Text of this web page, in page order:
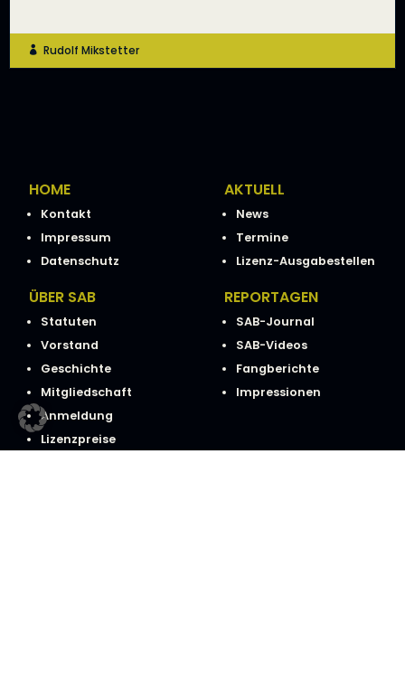
 Rudolf Mikstetter
HOME
Kontakt
Impressum
Datenschutz
AKTUELL
News
Termine
Lizenz-Ausgabestellen
ÜBER SAB
Statuten
Vorstand
Geschichte
Mitgliedschaft
Anmeldung
Lizenzpreise
REPORTAGEN
SAB-Journal
SAB-Videos
Fangberichte
Impressionen